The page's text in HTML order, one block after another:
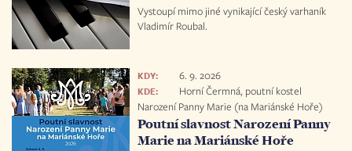
Vystoupí mimo jiné vynikající český varhaník
Vladimír Roubal.
KDY: 6. 9. 2026
KDE:
Horní Čermná, poutní kostel
Narození Panny Marie (na Mariánské Hoře)
Poutní slavnost Narození Panny
Marie na Mariánské Hoře